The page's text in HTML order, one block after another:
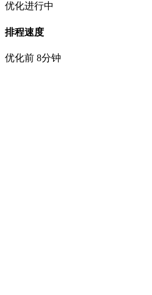
优化进行中
排程速度
优化前 8分钟